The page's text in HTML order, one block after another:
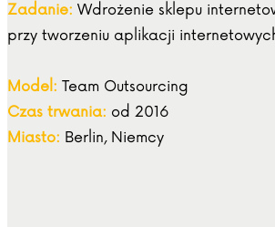
Zadanie: Wdrożenie sklepu
przy tworzeniu aplikacji
Model: Team Outsourcing
Czas trwania: od 2016
Miasto: Berlin, Niemcy